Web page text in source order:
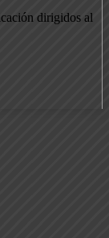
dirigidos al